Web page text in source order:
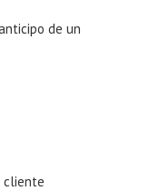
de un
cliente